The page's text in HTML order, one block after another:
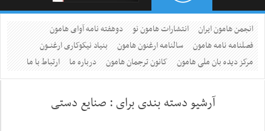
انجمن هامون ایران انتشارات هامون نو
دوهفته نامه آوای هامون
فصلنامه نامه هامون
سالنامه ارغنون هامون
بنیاد نیکوکاری ارغنــون
مرکز دیده بان ملی هامون
کانون ترجمان هامون درباره ما ارتباط با ما
آرشیو دسته بندی برای : صنایع دستی